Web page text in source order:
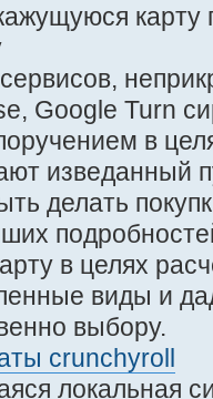
Google Turn
в
изведанный
делать
в целях
виды и
выбору.
crunchyroll
локальная